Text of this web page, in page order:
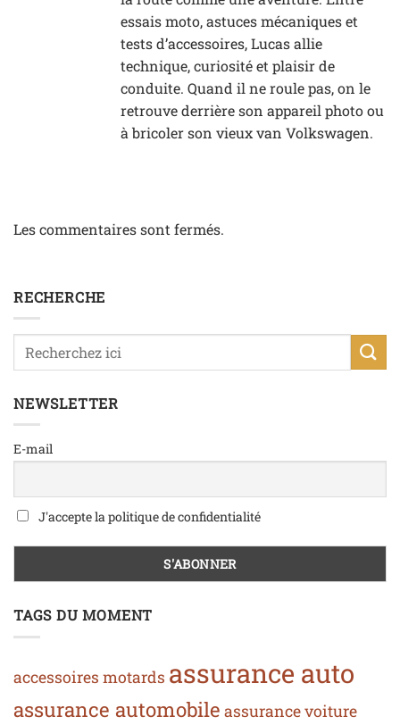
essais moto, astuces mécaniques et
tests d’accessoires, Lucas allie
technique, curiosité et plaisir de
conduite. Quand il ne roule pas, on le
retrouve derrière son appareil photo ou
à bricoler son vieux van Volkswagen.
Les commentaires sont fermés.
RECHERCHE
NEWSLETTER
E-mail
J'accepte la politique de confidentialité
TAGS DU MOMENT
accessoires motards assurance auto
assurance automobile assurance voiture